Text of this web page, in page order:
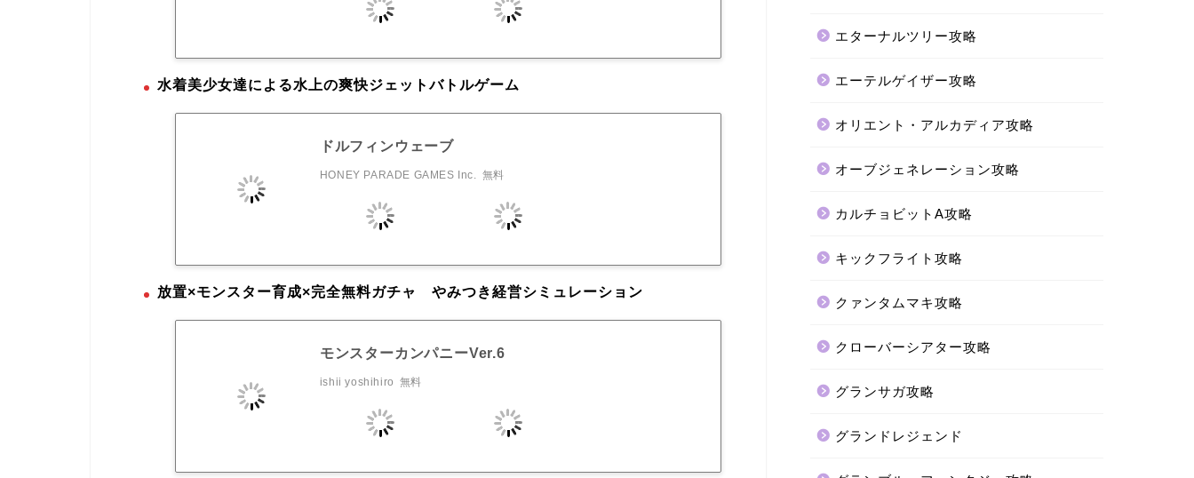
水着美少女達による水上の爽快ジェットバトルゲーム
ドルフィンウェーブ
HONEY PARADE GAMES Inc. 無料
放置×モンスター育成×完全無料ガチャ やみつき経営シミュレーション
モンスターカンパニーVer.6
ishii yoshihiro 無料
エターナルツリー攻略
エーテルゲイザー攻略
オリエント・アルカディア攻略
オーブジェネレーション攻略
カルチョビットA攻略
キックフライト攻略
クァンタムマキ攻略
クローバーシアター攻略
グランサガ攻略
グランドレジェンド